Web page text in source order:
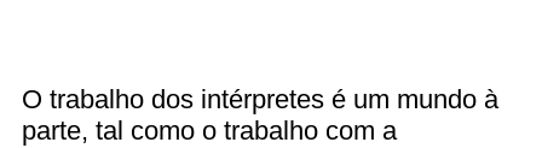
O trabalho dos intérpretes é um mundo à
parte, tal como o trabalho com a